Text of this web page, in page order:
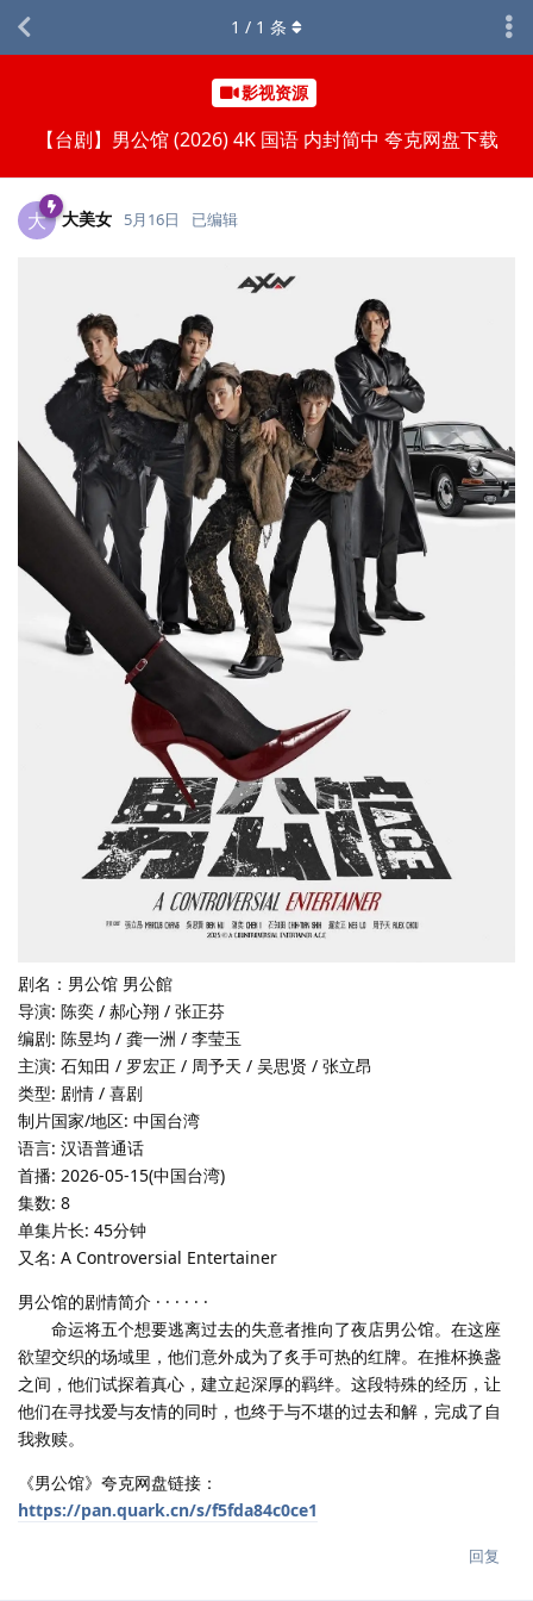
影视资源
【台剧】男公馆 (2026) 4K 国语 内封简中 夸克网盘下载
1 / 1 条
大 大美女 5月16日 已编辑
剧名：男公馆 男公館
导演: 陈奕 / 郝心翔 / 张正芬
编剧: 陈昱均 / 龚一洲 / 李莹玉
主演: 石知田 / 罗宏正 / 周予天 / 吴思贤 / 张立昂
类型: 剧情 / 喜剧
制片国家/地区: 中国台湾
语言: 汉语普通话
首播: 2026-05-15(中国台湾)
集数: 8
单集片长: 45分钟
又名: A Controversial Entertainer
男公馆的剧情简介 · · · · · ·
命运将五个想要逃离过去的失意者推向了夜店男公馆。在这座
欲望交织的场域里，他们意外成为了炙手可热的红牌。在推杯换盏
之间，他们试探着真心，建立起深厚的羁绊。这段特殊的经历，让
他们在寻找爱与友情的同时，也终于与不堪的过去和解，完成了自
我救赎。
《男公馆》夸克网盘链接：
https://pan.quark.cn/s/f5fda84c0ce1
回复